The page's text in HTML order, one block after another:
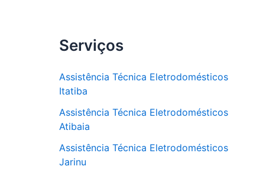
Serviços
Assistência Técnica Eletrodomésticos
Itatiba
Assistência Técnica Eletrodomésticos
Atibaia
Assistência Técnica Eletrodomésticos
Jarinu